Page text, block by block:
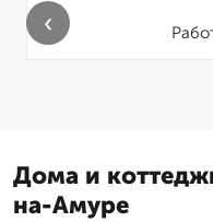
‹
Дома и
на-Амуре